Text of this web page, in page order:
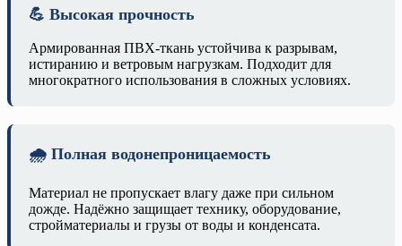
💪 Высокая прочность
Армированная ПВХ-ткань устойчива к разрывам,
истиранию и ветровым нагрузкам. Подходит для
многократного использования в сложных условиях.
🌧️ Полная водонепроницаемость
Материал не пропускает влагу даже при сильном
дожде. Надёжно защищает технику, оборудование,
стройматериалы и грузы от воды и конденсата.